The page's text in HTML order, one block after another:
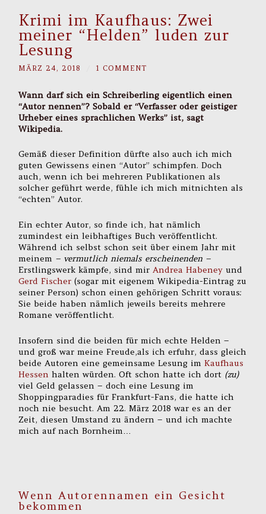
Krimi im Kaufhaus: Zwei
meiner “Helden” luden zur
Lesung
MÄRZ 24, 2018 1 COMMENT
Wann darf sich ein Schreiberling eigentlich einen
“Autor nennen”? Sobald er “Verfasser oder geistiger
Urheber eines sprachlichen Werks” ist, sagt
Wikipedia.
Gemäß dieser Definition dürfte also auch ich mich
guten Gewissens einen “Autor” schimpfen. Doch
auch, wenn ich bei mehreren Publikationen als
solcher geführt werde, fühle ich mich mitnichten als
“echten” Autor.
Ein echter Autor, so finde ich, hat nämlich
zumindest ein leibhaftiges Buch veröffentlicht.
Während ich selbst schon seit über einem Jahr mit
meinem – vermutlich niemals erscheinenden –
Erstlingswerk kämpfe, sind mirAndrea Habeney und
Gerd Fischer (sogar mit eigenem Wikipedia-Eintrag zu
seiner Person) schon einen gehörigen Schritt voraus:
Sie beide haben nämlich jeweils bereits mehrere
Romane veröffentlicht.
Insofern sind die beiden für mich echte Helden –
und groß war meine Freude,als ich erfuhr, dass gleich
beide Autoren eine gemeinsame Lesung imKaufhaus
Hessen halten würden. Oft schon hatte ich dort (zu)
viel Geld gelassen – doch eine Lesung im
Shoppingparadies für Frankfurt-Fans, die hatte ich
noch nie besucht. Am 22. März 2018 war es an der
Zeit, diesen Umstand zu ändern – und ich machte
mich auf nach Bornheim…
Wenn Autorennamen ein Gesicht
bekommen